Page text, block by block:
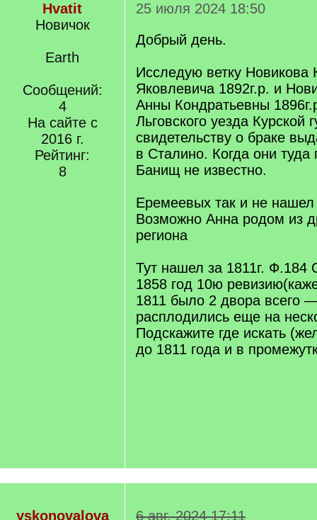
Hvatit
Новичок
Earth
Сообщений:
4
На сайте с
2016 г.
Рейтинг:
8
25 июля 2024 18:50
Добрый день.
Исследую ветку Новикова
Яковлевича 1892г.р. и
Анны Кондратьевны
Льговского уезда Курской
свидетельству о браке
в Сталино. Когда они туда
Банищ не известно.
Еремеевых так и не
Возможно Анна родом из
региона
Тут нашел за 1811г. Ф.184
1858 год 10ю
1811 было 2 двора всего
расплодились еще на
Подскажите где искать
до 1811 года и в
yskonovalova 6 авг. 2024 17:11